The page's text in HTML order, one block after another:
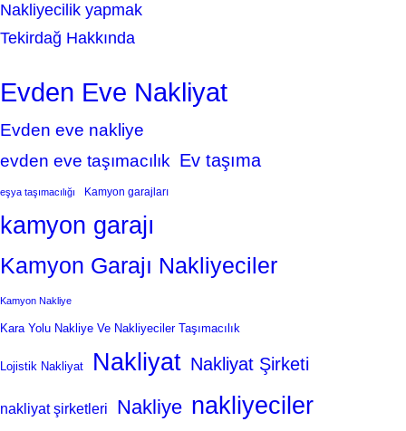
Nakliyecilik yapmak
Tekirdağ Hakkında
Evden Eve Nakliyat
Evden eve nakliye
evden eve taşımacılık Ev taşıma
eşya taşımacılığı Kamyon garajları
kamyon garajı
Kamyon Garajı Nakliyeciler
Kamyon Nakliye
Kara Yolu Nakliye Ve Nakliyeciler Taşımacılık
Lojistik Nakliyat Nakliyat Nakliyat Şirketi
nakliyat şirketleri Nakliye nakliyeciler